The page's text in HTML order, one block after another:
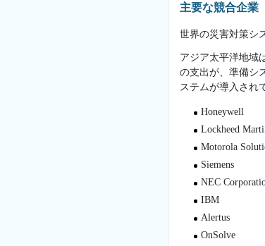
主要な競合企業
世界の災害対策シ
アジア太平洋地域
の支出が、準備シ
ステムが導入され
Honeywell
Lockheed
Motorola
Siemens
NEC
IBM
Alertus
OnSolve